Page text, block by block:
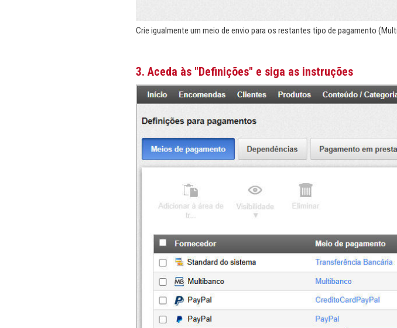
Crie igualmente um meio de envio para os restantes tipo de pagamento
3. Aceda às "Definições" e siga as instruções